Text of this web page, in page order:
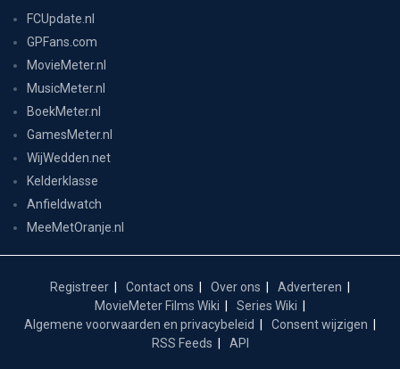
FCUpdate.nl
GPFans.com
MovieMeter.nl
MusicMeter.nl
BoekMeter.nl
GamesMeter.nl
WijWedden.net
Kelderklasse
Anfieldwatch
MeeMetOranje.nl
Registreer Contact ons Over ons
Adverteren
MovieMeter Films Wiki
Series Wiki
Algemene voorwaarden en privacybeleid
Consent wijzigen
RSS Feeds
API